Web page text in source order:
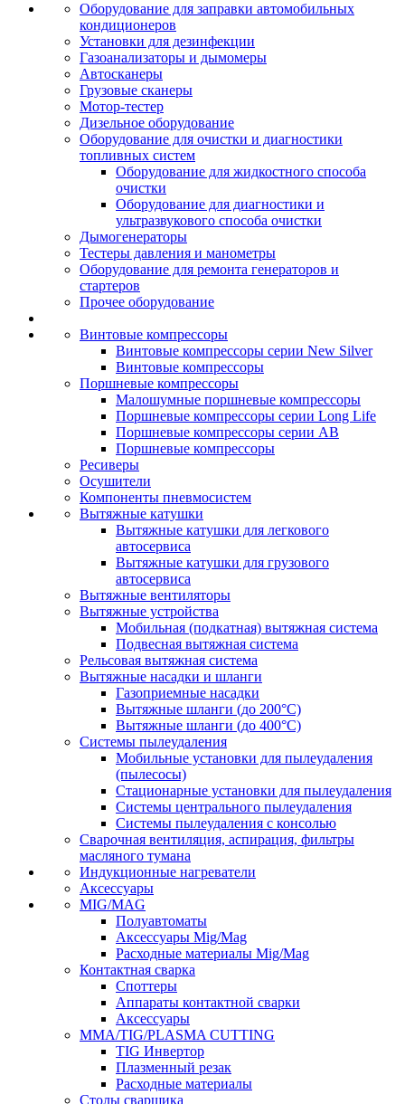
Оборудование для заправки автомобильных
кондиционеров
Установки для дезинфекции
Газоанализаторы и дымомеры
Автосканеры
Грузовые сканеры
Мотор-тестер
Дизельное оборудование
Оборудование для очистки и диагностики
топливных систем
Оборудование для жидкостного способа
очистки
Оборудование для диагностики и
ультразвукового способа очистки
Дымогенераторы
Тестеры давления и манометры
Оборудование для ремонта генераторов и
стартеров
Прочее оборудование
Винтовые компрессоры
Винтовые компрессоры серии New Silver
Винтовые компрессоры
Поршневые компрессоры
Малошумные поршневые компрессоры
Поршневые компрессоры серии Long Life
Поршневые компрессоры серии AB
Поршневые компрессоры
Ресиверы
Осушители
Компоненты пневмосистем
Вытяжные катушки
Вытяжные катушки для легкового
автосервиса
Вытяжные катушки для грузового
автосервиса
Вытяжные вентиляторы
Вытяжные устройства
Мобильная (подкатная) вытяжная система
Подвесная вытяжная система
Рельсовая вытяжная система
Вытяжные насадки и шланги
Газоприемные насадки
Вытяжные шланги (до 200°C)
Вытяжные шланги (до 400°C)
Системы пылеудаления
Мобильные установки для пылеудаления
(пылесосы)
Стационарные установки для пылеудаления
Системы центрального пылеудаления
Системы пылеудаления с консолью
Сварочная вентиляция, аспирация, фильтры
масляного тумана
Индукционные нагреватели
Аксессуары
MIG/MAG
Полуавтоматы
Аксессуары Mig/Mag
Расходные материалы Mig/Mag
Контактная сварка
Споттеры
Аппараты контактной сварки
Аксессуары
MMA/TIG/PLASMA CUTTING
TIG Инвертор
Плазменный резак
Расходные материалы
Столы сварщика